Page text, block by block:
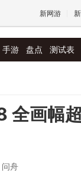
新网游
手游 盘点 测试表
全画幅
舟